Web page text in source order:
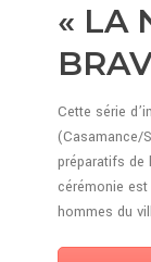
« LA
Cette série
(Casamance/
préparatifs de
cérémonie
hommes du